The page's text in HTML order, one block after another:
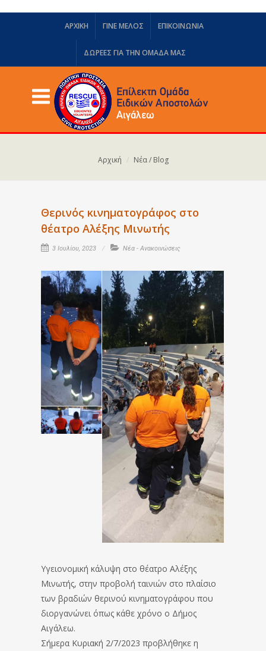
ΑΡΧΙΚΗ ΓΙΝΕ ΜΕΛΟΣ ΕΠΙΚΟΙΝΩΝΙΑ
ΔΩΡΕΈΣ ΓΙΑ ΤΗΝ ΟΜΆΔΑ ΜΑΣ
Αρχική Νέα / Blog
Θερινός κινηματογράφος στο
θέατρο Αλέξης Μινωτής
3 Ιουλίου, 2023 Νέα - Ανακοινώσεις
Υγειονομική κάλυψη στο θέατρο Αλέξης
Μινωτής, στην προβολή ταινιών στο πλαίσιο
των βραδιών θερινού κινηματογράφου που
διοργανώνει όπως κάθε χρόνο ο Δήμος
Αιγάλεω.
Σήμερα Κυριακή 2/7/2023 προβλήθηκε η